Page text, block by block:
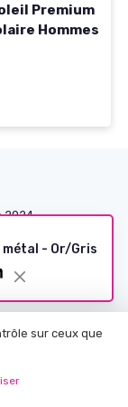
Premium
Hommes
- Or/Gris
2024
sur ceux que